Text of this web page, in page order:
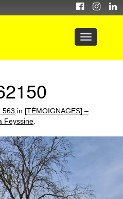
563 in [TÉMOIGNAGES] –
Feyssine